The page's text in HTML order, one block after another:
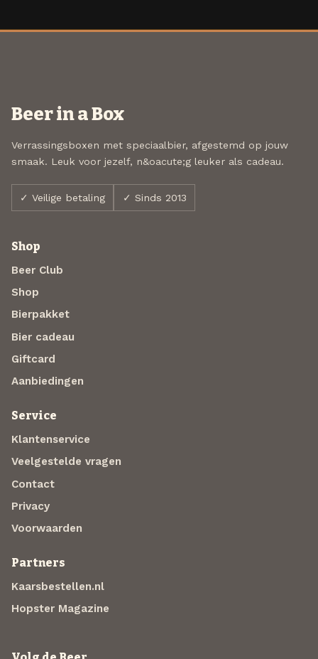
Beer in a Box
Verrassingsboxen met speciaalbier, afgestemd op jouw
smaak. Leuk voor jezelf, n&oacute;g leuker als cadeau.
✓ Veilige betaling ✓ Sinds 2013
Shop
Beer Club
Shop
Bierpakket
Bier cadeau
Giftcard
Aanbiedingen
Service
Klantenservice
Veelgestelde vragen
Contact
Privacy
Voorwaarden
Partners
Kaarsbestellen.nl
Hopster Magazine